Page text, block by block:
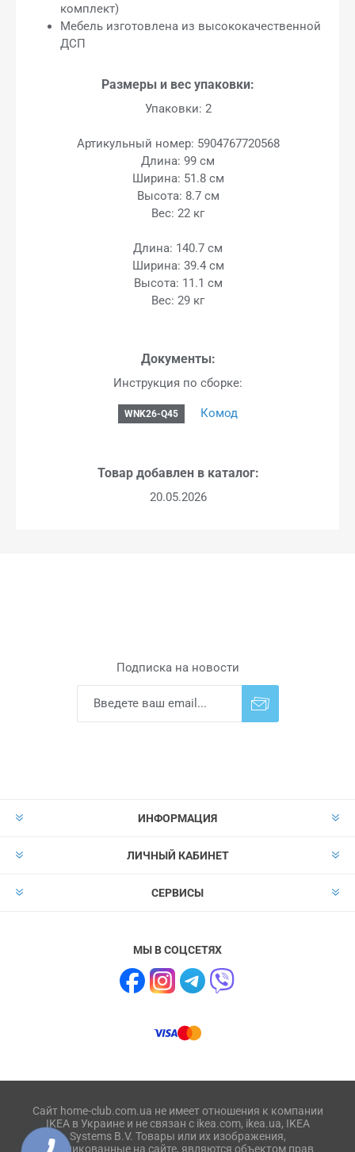
комплект)
Мебель изготовлена из высококачественной
ДСП
Размеры и вес упаковки:
Упаковки: 2
Артикульный номер: 5904767720568
Длина: 99 см
Ширина: 51.8 см
Высота: 8.7 см
Вес: 22 кг
Длина: 140.7 см
Ширина: 39.4 см
Высота: 11.1 см
Вес: 29 кг
Документы:
Инструкция по сборке:
WNK26-Q45 Комод
Товар добавлен в каталог:
20.05.2026
Подписка на новости
ИНФОРМАЦИЯ
ЛИЧНЫЙ КАБИНЕТ
СЕРВИСЫ
МЫ В СОЦСЕТЯХ
Сайт home-club.com.ua не имеет отношения к компании
IKEA в Украине и не связан с ikea.com, ikea.ua, IKEA
Systems B.V. Товары или их изображения,
опубликованные на сайте, являются объектом прав